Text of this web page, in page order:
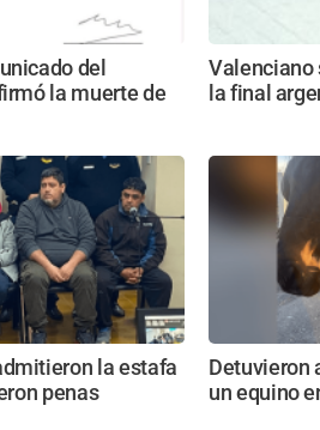
del
la muerte de
Valenciano
la final
la estafa
penas
Detuvieron
un equino